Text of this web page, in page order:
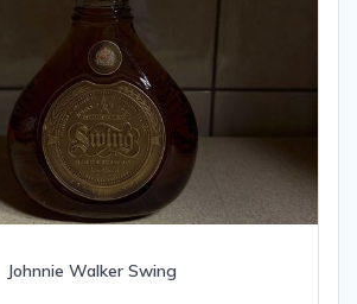
Johnnie Walker Swing